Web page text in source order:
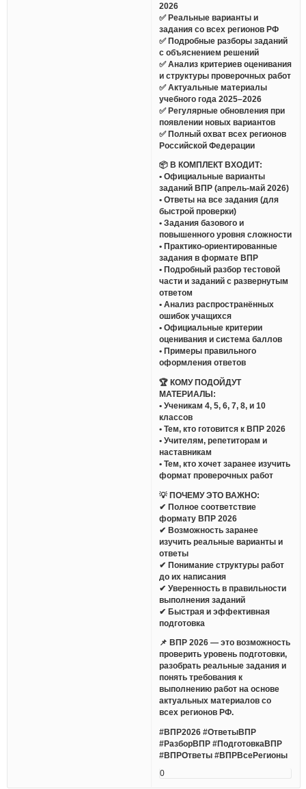
2026
✅ Реальные варианты и
задания со всех регионов РФ
✅ Подробные разборы заданий
с объяснением решений
✅ Анализ критериев оценивания
и структуры проверочных работ
✅ Актуальные материалы
учебного года 2025–2026
✅ Регулярные обновления при
появлении новых вариантов
✅ Полный охват всех регионов
Российской Федерации
📦 В КОМПЛЕКТ ВХОДИТ:
• Официальные варианты
заданий ВПР (апрель-май 2026)
• Ответы на все задания (для
быстрой проверки)
• Задания базового и
повышенного уровня сложности
• Практико-ориентированные
задания в формате ВПР
• Подробный разбор тестовой
части и заданий с развернутым
ответом
• Анализ распространённых
ошибок учащихся
• Официальные критерии
оценивания и система баллов
• Примеры правильного
оформления ответов
🏆 КОМУ ПОДОЙДУТ
МАТЕРИАЛЫ:
• Ученикам 4, 5, 6, 7, 8, и 10
классов
• Тем, кто готовится к ВПР 2026
• Учителям, репетиторам и
наставникам
• Тем, кто хочет заранее изучить
формат проверочных работ
💡 ПОЧЕМУ ЭТО ВАЖНО:
✔ Полное соответствие
формату ВПР 2026
✔ Возможность заранее
изучить реальные варианты и
ответы
✔ Понимание структуры работ
до их написания
✔ Уверенность в правильности
выполнения заданий
✔ Быстрая и эффективная
подготовка
📌 ВПР 2026 — это возможность
проверить уровень подготовки,
разобрать реальные задания и
понять требования к
выполнению работ на основе
актуальных материалов со
всех регионов РФ.
#ВПР2026 #ОтветыВПР
#РазборВПР #ПодготовкаВПР
#ВПРОтветы #ВПРВсеРегионы
0